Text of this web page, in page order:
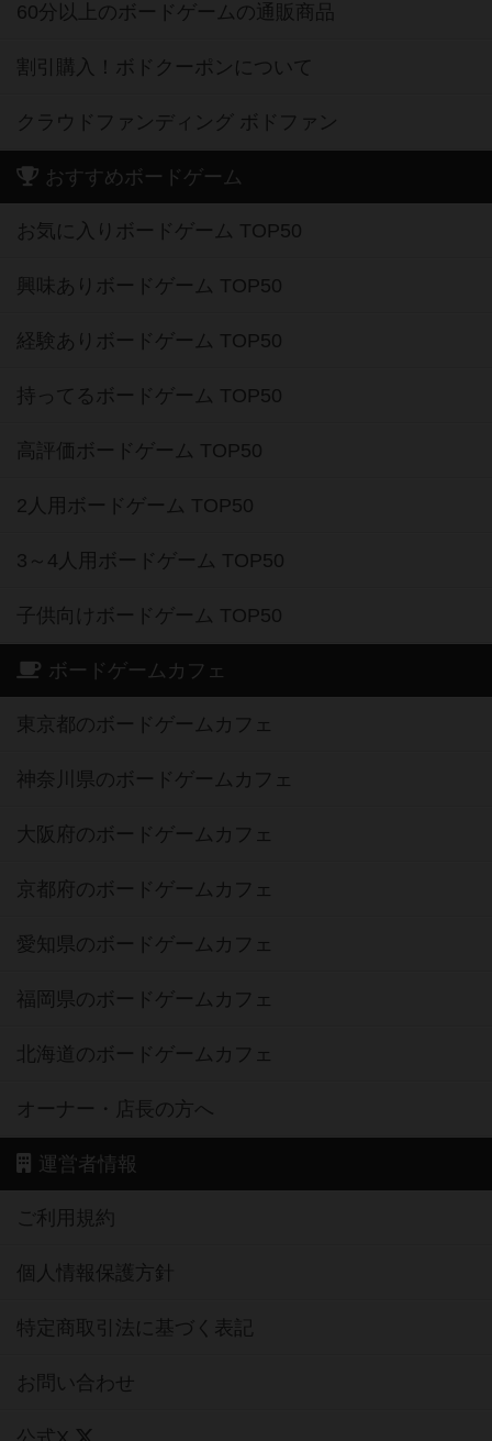
60分以上のボードゲームの通販商品
割引購入！ボドクーポンについて
クラウドファンディング ボドファン
おすすめボードゲーム
お気に入りボードゲーム TOP50
興味ありボードゲーム TOP50
経験ありボードゲーム TOP50
持ってるボードゲーム TOP50
高評価ボードゲーム TOP50
2人用ボードゲーム TOP50
3～4人用ボードゲーム TOP50
子供向けボードゲーム TOP50
ボードゲームカフェ
東京都のボードゲームカフェ
神奈川県のボードゲームカフェ
大阪府のボードゲームカフェ
京都府のボードゲームカフェ
愛知県のボードゲームカフェ
福岡県のボードゲームカフェ
北海道のボードゲームカフェ
オーナー・店長の方へ
運営者情報
ご利用規約
個人情報保護方針
特定商取引法に基づく表記
お問い合わせ